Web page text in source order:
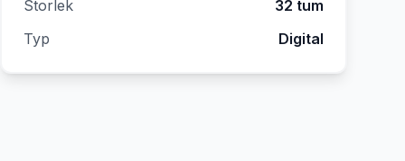
Storlek
32 tum
Typ
Digital